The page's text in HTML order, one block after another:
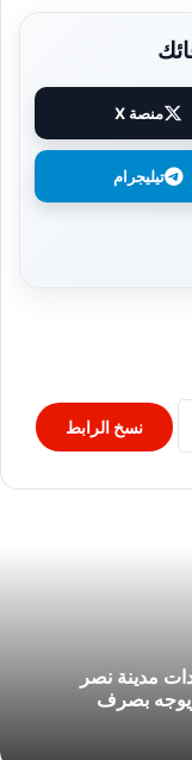
منصة X
تيليجرام
نسخ الرابط
مدينة نصر
ويوجه بصرف